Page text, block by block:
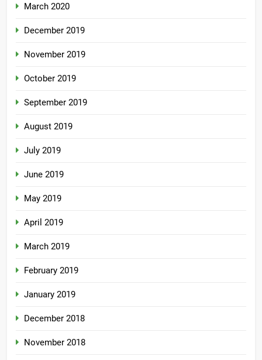
March 2020
December 2019
November 2019
October 2019
September 2019
August 2019
July 2019
June 2019
May 2019
April 2019
March 2019
February 2019
January 2019
December 2018
November 2018